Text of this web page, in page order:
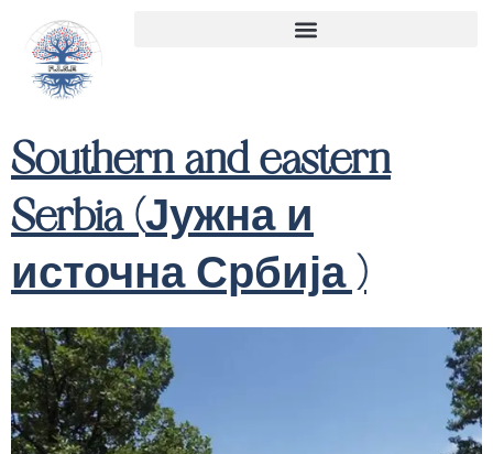
content
Southern and eastern
Serbia (Јужна и
источна Србија)